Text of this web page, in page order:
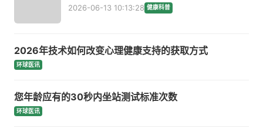
2026-06-13 10:13:28 健康科普
2026年技术如何改变心理健康支持的获取方式
环球医讯
您年龄应有的30秒内坐站测试标准次数
环球医讯